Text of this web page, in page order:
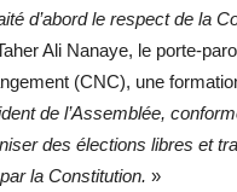
d’abord le respect de la
Ali Nanaye, le porte-
(CNC), une
de l’Assemblée,
des élections libres et
la Constitution. »